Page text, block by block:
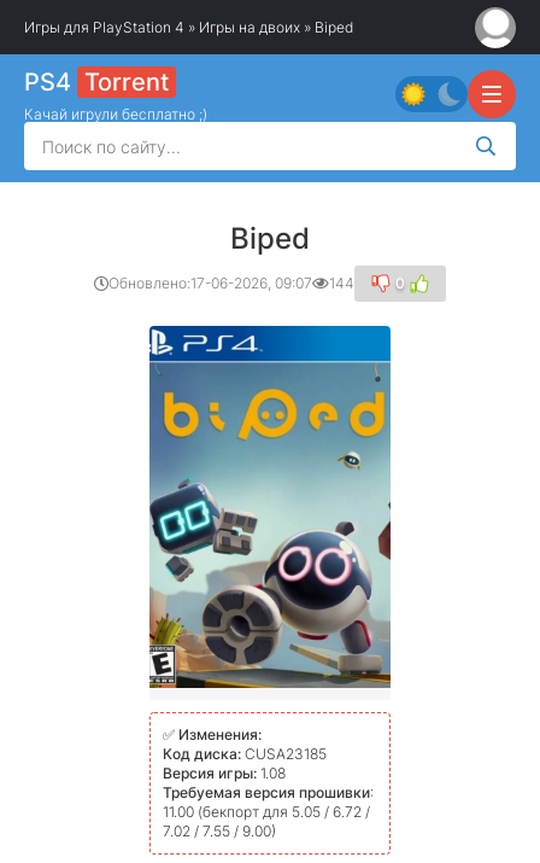
Игры для PlayStation 4 » Игры на двоих » Biped
PS4 Torrent
Качай игрули бесплатно ;)
Biped
Обновлено:17-06-2026, 09:07 144 0
✅ Изменения:
Код диска: CUSA23185
Версия игры: 1.08
Требуемая версия прошивки:
11.00 (бекпорт для 5.05 / 6.72 /
7.02 / 7.55 / 9.00)